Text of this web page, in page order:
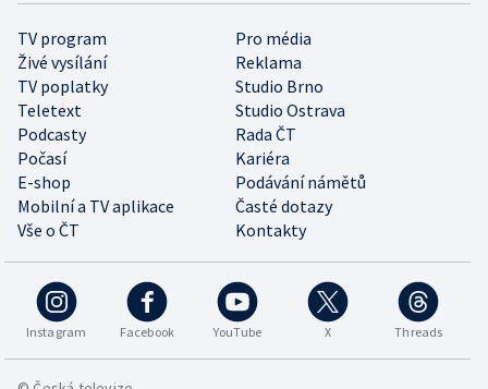
TV program
Pro média
Živé vysílání
Reklama
TV poplatky
Studio Brno
Teletext
Studio Ostrava
Podcasty
Rada ČT
Počasí
Kariéra
E-shop
Podávání námětů
Mobilní a TV aplikace
Časté dotazy
Vše o ČT
Kontakty
Instagram Facebook YouTube X Threads